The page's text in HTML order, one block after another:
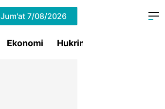
Jum'at 7/08/2026
Ekonomi Hukrim